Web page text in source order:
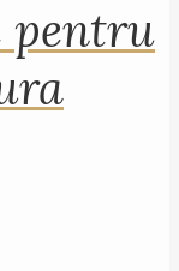
pentru